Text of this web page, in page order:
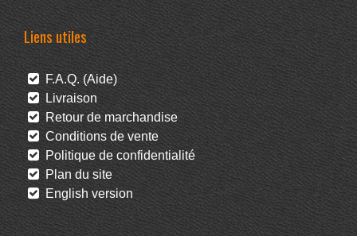
Liens utiles
F.A.Q. (Aide)
Livraison
Retour de marchandise
Conditions de vente
Politique de confidentialité
Plan du site
English version